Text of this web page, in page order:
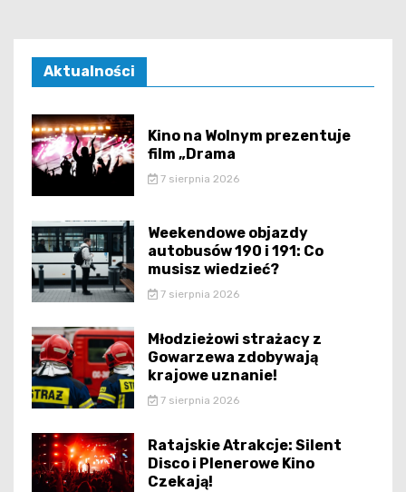
Aktualności
Kino na Wolnym prezentuje
film „Drama
7 sierpnia 2026
Weekendowe objazdy
autobusów 190 i 191: Co
musisz wiedzieć?
7 sierpnia 2026
Młodzieżowi strażacy z
Gowarzewa zdobywają
krajowe uznanie!
7 sierpnia 2026
Ratajskie Atrakcje: Silent
Disco i Plenerowe Kino
Czekają!